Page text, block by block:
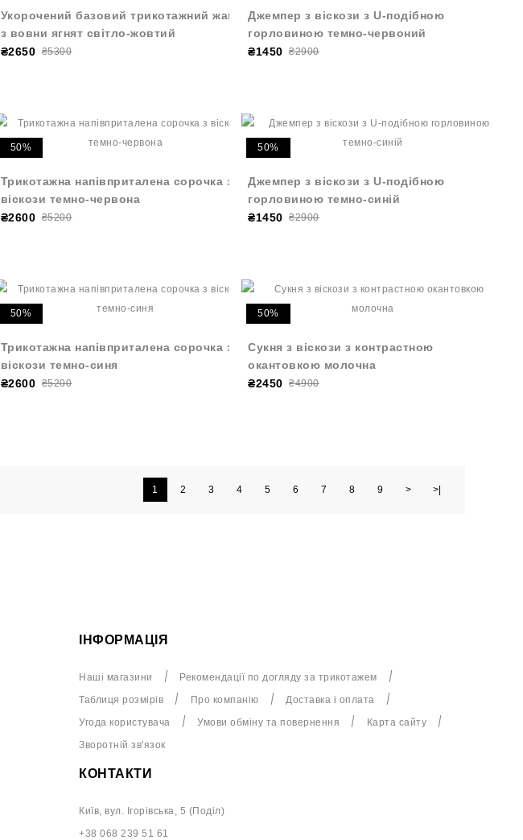
Укорочений базовий трикотажний жакет
з вовни ягнят світло-жовтий
₴2650 ₴5300
Джемпер з віскози з U-подібною
горловиною темно-червоний
₴1450
₴2900
50%
Трикотажна напівприталена сорочка з
віскози темно-червона
₴2600 ₴5200
50%
Джемпер з віскози з U-подібною
горловиною темно-синій
₴1450
₴2900
50%
Трикотажна напівприталена сорочка з
віскози темно-синя
₴2600 ₴5200
50%
Cукня з віскози з контрастною
окантовкою молочна
₴2450
₴4900
1 2 3 4 5 6 7 8 9 > >|
ІНФОРМАЦІЯ
Наші магазини
Рекомендації по догляду за трикотажем
Таблиця розмірів
Про компанію
Доставка і оплата
Угода користувача
Умови обміну та повернення
Карта сайту
Зворотній зв'язок
КОНТАКТИ
Київ, вул. Ігорівська, 5 (Поділ)
+38 068 239 51 61